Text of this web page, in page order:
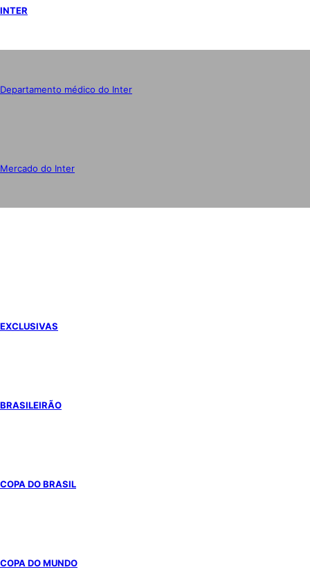
INTER
Departamento médico do Inter
Mercado do Inter
EXCLUSIVAS
BRASILEIRÃO
COPA DO BRASIL
COPA DO MUNDO